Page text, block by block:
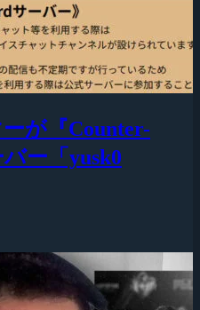
が『Counter-
ー「yusk0